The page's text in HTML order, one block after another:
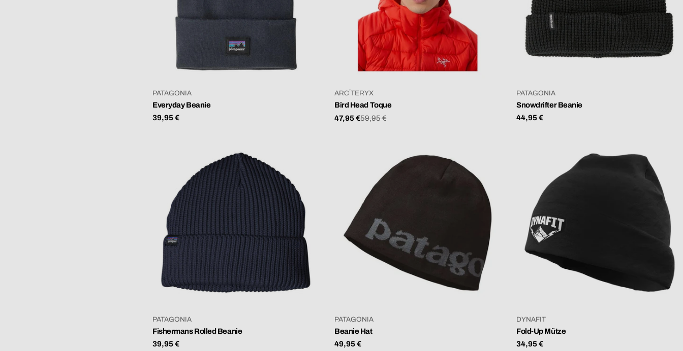
VERKÄUFER:
PATAGONIA
Everyday Beanie
Regulärer
39,95 €
VERKÄUFER:
ARC´TERYX
Bird Head Toque
Verkaufspreis
47,95 €
Regulärer59,95 €
VERKÄUFER:
PATAGONIA
Snowdrifter Beanie
Regulärer
44,95 €
VERKÄUFER:
PATAGONIA
Fishermans Rolled Beanie
Regulärer
39,95 €
VERKÄUFER:
PATAGONIA
Beanie Hat
Regulärer
49,95 €
VERKÄUFER:
DYNAFIT
Fold-Up Mütze
Regulärer
34,95 €